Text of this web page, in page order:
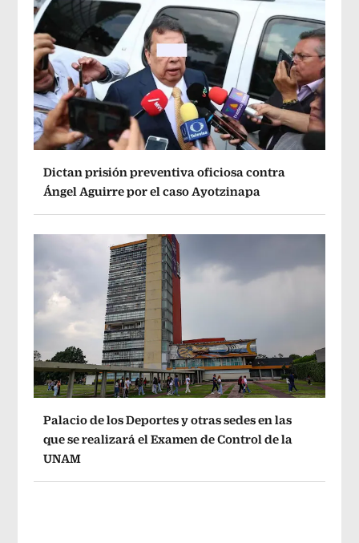
Dictan prisión preventiva oficiosa contra
Ángel Aguirre por el caso Ayotzinapa
Palacio de los Deportes y otras sedes en las
que se realizará el Examen de Control de la
UNAM